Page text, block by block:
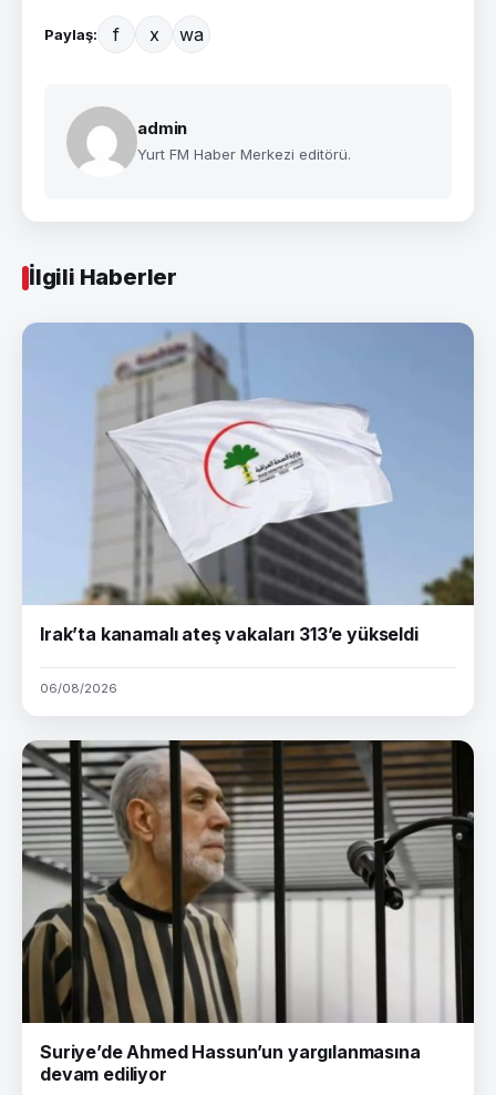
Paylaş: f x wa
admin
Yurt FM Haber Merkezi editörü.
İlgili Haberler
Irak’ta kanamalı ateş vakaları 313’e yükseldi
06/08/2026
Suriye’de Ahmed Hassun’un yargılanmasına
devam ediliyor